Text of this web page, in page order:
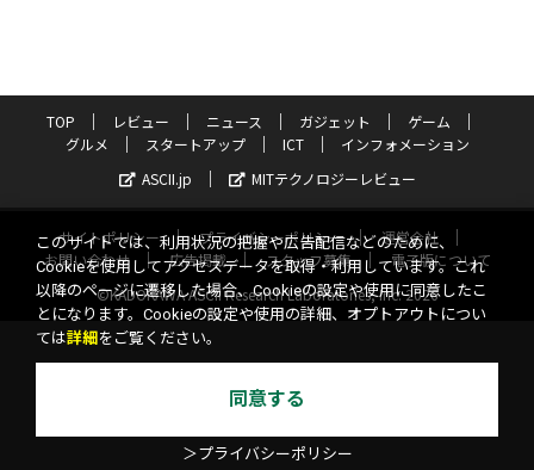
TOP レビュー ニュース ガジェット
ゲーム
グルメ
スタートアップ ICT
インフォメーション
ASCII.jp
MITテクノロジーレビュー
サイトポリシー プライバシーポリシー
運営会社
お問い合わせ
広告掲載 スタッフ募集
電子版について
©KADOKAWA ASCII Research Laboratories, Inc. 2026
このサイトでは、利用状況の把握や広告配信などのために、
Cookieを使用してアクセスデータを取得・利用しています。これ
以降のページに遷移した場合、Cookieの設定や使用に同意したこ
とになります。Cookieの設定や使用の詳細、オプトアウトについ
ては詳細 をご覧ください。
同意する
＞プライバシーポリシー